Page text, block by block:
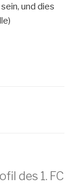
und dies
des 1. FC